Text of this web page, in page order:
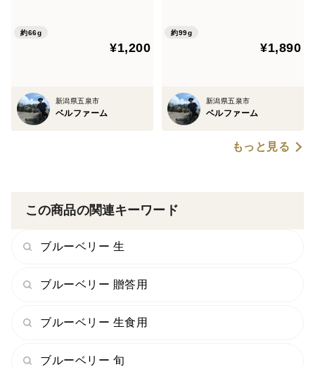
県産 アロニア（ブルーベリ
ー ポリフェノール 抗酸化）
約66g
¥1,200
新潟県五泉市
ベルファーム
県産 アロニア（ドライフル
ーツ ポリフェノール 抗酸
約99g
¥1,890
新潟県五泉市
ベルファーム
もっと見る
この商品の関連キーワード
ブルーベリー 生
ブルーベリー 贈答用
ブルーベリー 生食用
ブルーベリー 旬